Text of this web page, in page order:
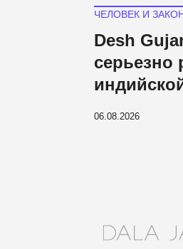
ЧЕЛОВЕК И
Desh
серьезно
06.08.2026